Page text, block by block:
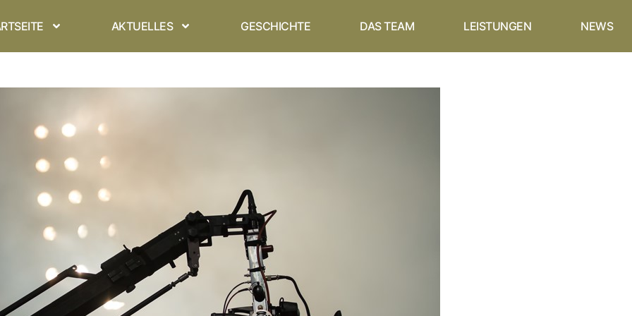
AKTUELLES GESCHICHTE DAS TEAM LEISTUNGEN NEWS